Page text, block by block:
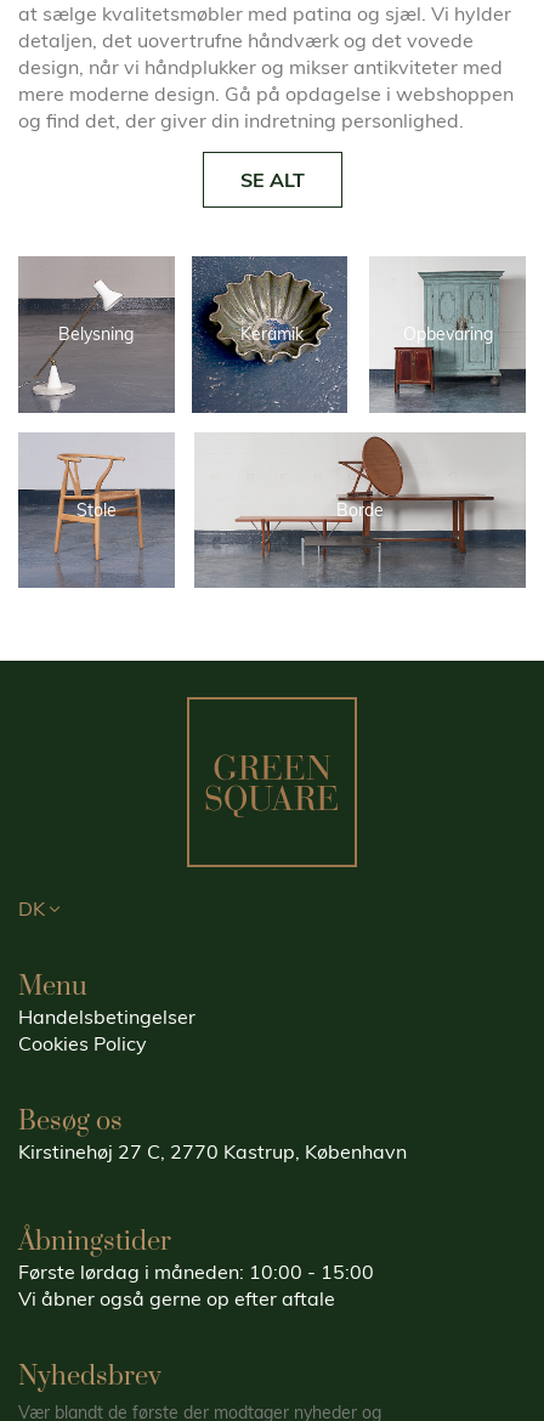
Belysning Keramik Opbevaring
Stole Borde
at sælge kvalitetsmøbler med patina og sjæl. Vi hylder
detaljen, det uovertrufne håndværk og det vovede
design, når vi håndplukker og mikser antikviteter med
mere moderne design. Gå på opdagelse i webshoppen
og find det, der giver din indretning personlighed.
SE ALT
DK
Menu
Handelsbetingelser
Cookies Policy
Besøg os
Kirstinehøj 27 C, 2770 Kastrup, København
Åbningstider
Første lørdag i måneden: 10:00 - 15:00
Vi åbner også gerne op efter aftale
Nyhedsbrev
Vær blandt de første der modtager nyheder og